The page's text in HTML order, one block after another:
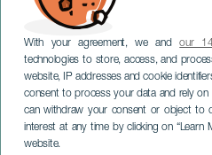
With your agreement, we andour
technologies to store, access, and
website, IP addresses and cookie
consent to process your data and rely on
can withdraw your consent or object to
interest at any time by clicking on “Learn
website.
Perinké Big
Adédèjì -
Internacional
Jazz y Más
GRAN CANARIA